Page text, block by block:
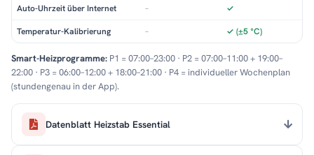
Auto-Uhrzeit über Internet – ✓
Temperatur-Kalibrierung – ✓ (±5 °C)
Smart-Heizprogramme: P1 = 07:00–23:00 · P2 = 07:00–11:00 + 19:00–
22:00 · P3 = 06:00–12:00 + 18:00–21:00 · P4 = individueller Wochenplan
(stundengenau in der App).
Datenblatt Heizstab Essential